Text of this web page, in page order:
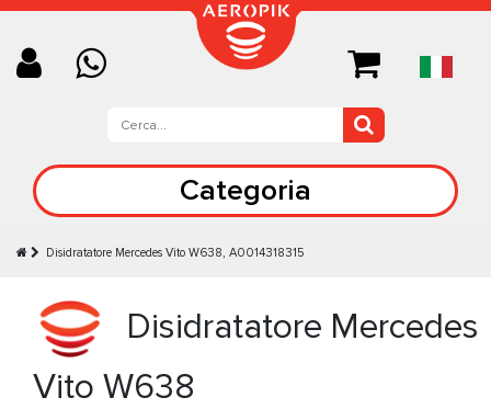
Categoria
Disidratatore Mercedes Vito W638, A0014318315
Disidratatore Mercedes
Vito W638